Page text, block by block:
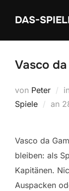
InhaltDAS-
Vasco
von Peter in
Spiele
an
Vasco da
bleiben: als
Kapitänen.
Auspacken